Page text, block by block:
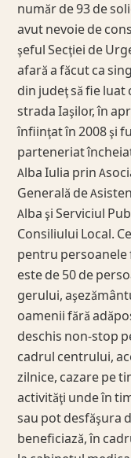
număr de 93 de
avut nevoie de
şeful Secţiei de
afară a făcut ca
din judeţ să fie luat
strada Iaşilor, în
înfiinţat în 2008 şi
parteneriat
Alba Iulia prin
Generală de
Alba şi Serviciul
Consiliului Local.
pentru persoanele
este de 50 de
gerului,
oamenii fără
deschis non-stop
cadrul centrului,
zilnice, cazare pe
activităţi unde în
sau pot desfăşura
beneficiază, în